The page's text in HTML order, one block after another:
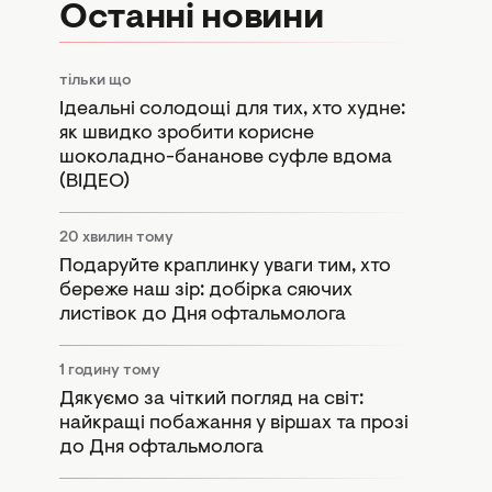
Останні новини
тільки що
Ідеальні солодощі для тих, хто худне:
як швидко зробити корисне
шоколадно-бананове суфле вдома
(ВІДЕО)
20 хвилин тому
Подаруйте краплинку уваги тим, хто
береже наш зір: добірка сяючих
листівок до Дня офтальмолога
1 годину тому
Дякуємо за чіткий погляд на світ:
найкращі побажання у віршах та прозі
до Дня офтальмолога